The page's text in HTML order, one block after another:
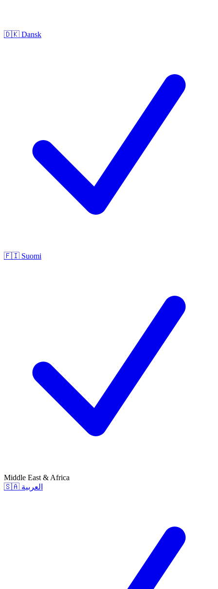
🇩🇰 Dansk
🇫🇮 Suomi
Middle East & Africa
🇸🇦 العربية